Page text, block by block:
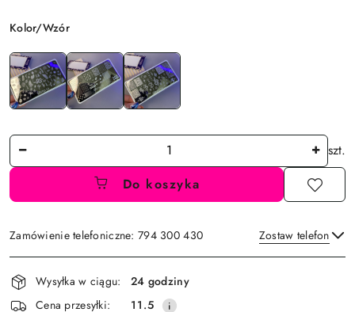
Wariant
Kolor/Wzór
Ilość
szt.
Do koszyka
Zamówienie telefoniczne: 794 300 430 Zostaw telefon
Wyślij
Dostępność
i
Wysyłka w ciągu:
24 godziny
Cena przesyłki:
11.5